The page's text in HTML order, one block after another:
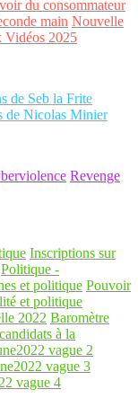
du consommateur
main Nouvelle
Vidéos 2025
de Seb la Frite
de Nicolas Minier
Revenge
Inscriptions sur
Politique -
et politique Pouvoir
et politique
2022 Baromètre
à la
vague 2
vague 3
vague 4